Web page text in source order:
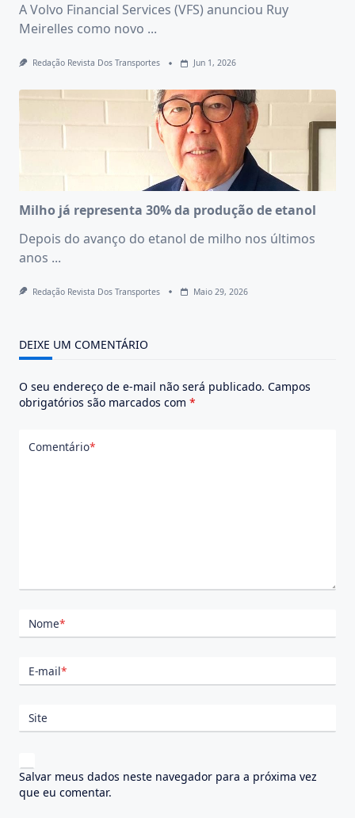
A Volvo Financial Services (VFS) anunciou Ruy
Meirelles como novo ...
Redação Revista Dos Transportes Jun 1, 2026
Milho já representa 30% da produção de etanol
Depois do avanço do etanol de milho nos últimos
anos ...
Redação Revista Dos Transportes Maio 29, 2026
DEIXE UM COMENTÁRIO
O seu endereço de e-mail não será publicado. Campos
obrigatórios são marcados com *
Comentário*
Nome*
E-mail*
Site
Salvar meus dados neste navegador para a próxima vez
que eu comentar.